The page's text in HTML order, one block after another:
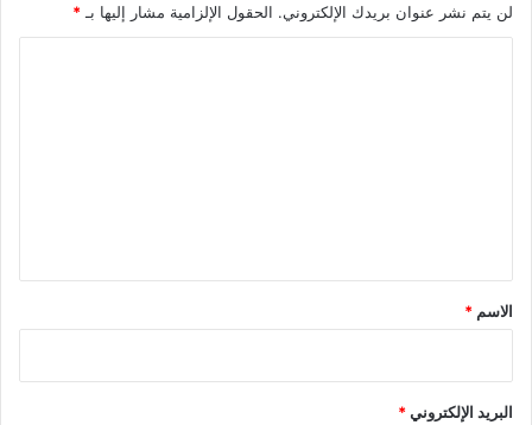
لن يتم نشر عنوان بريدك الإلكتروني. الحقول الإلزامية مشار إليها بـ*
*
الاسم *
البريد الإلكتروني*